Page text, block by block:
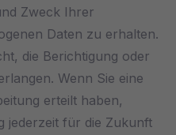
Zweck Ihrer
Daten zu erhalten.
die Berichtigung oder
Wenn Sie eine
erteilt haben,
jederzeit für die Zukunft